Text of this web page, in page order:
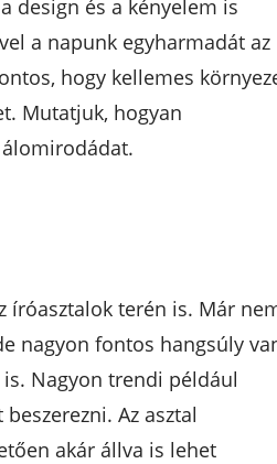
design és a kényelem is
a napunk egyharmadát az
hogy kellemes
Mutatjuk, hogyan
íróasztalok terén is. Már
nagyon fontos hangsúly
Nagyon trendi például
Az asztal
akár állva is lehet